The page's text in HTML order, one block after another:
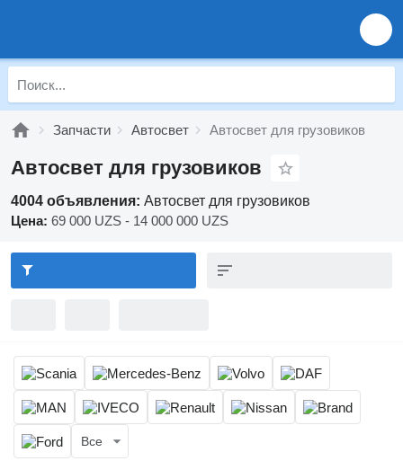
Запчасти Автосвет Автосвет для грузовиков
Автосвет для грузовиков
4004 объявления: Автосвет для грузовиков
Цена: 69 000 UZS - 14 000 000 UZS
Все